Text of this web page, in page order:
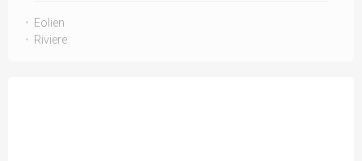
Eolien
Riviere